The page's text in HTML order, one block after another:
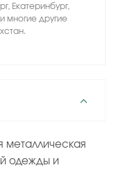
Екатеринбург,
многие другие
металлическая
одежды и